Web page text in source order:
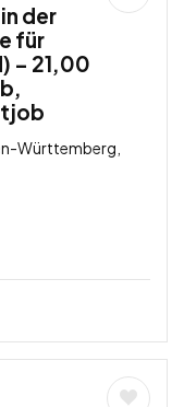
der
für
– 21,00
Württemberg,